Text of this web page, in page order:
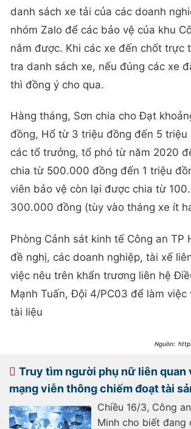
danh sách xe tải của các doanh
nhóm Zalo để các bảo vệ của khu
nắm được. Khi các xe đến chốt trực
tra danh sách xe, nếu đúng các xe
thì đồng ý cho qua.
Hàng tháng, Sơn chia cho Đạt
đồng, Hổ từ 3 triệu đồng đến 5 triệu
các tổ trưởng, tổ phó từ năm 2020
chia từ 500.000 đồng đến 1 triệu
viên bảo vệ còn lại được chia từ
300.000 đồng (tùy vào tháng xe ít
Phòng Cảnh sát kinh tế Công an TP
đề nghị, các doanh nghiệp, tài xế
việc nêu trên khẩn trương liên hệ
Mạnh Tuấn, Đội 4/PC03 để làm việc
tài liệu
cua-
Truy tìm người phụ nữ liên quan
mạng viễn thông chiếm đoạt tài
Chiều 16/3, Công
Minh cho biết đang